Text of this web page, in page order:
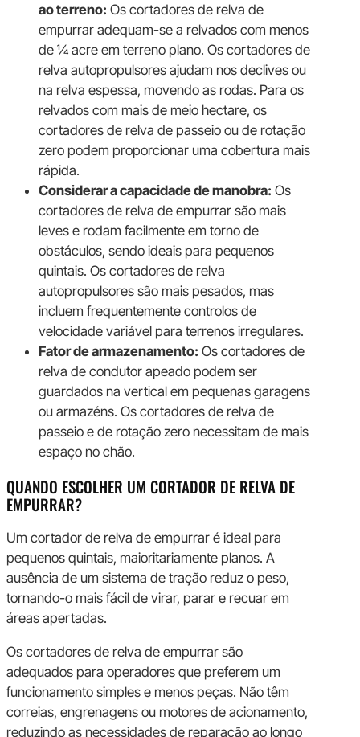
ao terreno: Os cortadores de relva de
empurrar adequam-se a relvados com menos
de ¼ acre em terreno plano. Os cortadores de
relva autopropulsores ajudam nos declives ou
na relva espessa, movendo as rodas. Para os
relvados com mais de meio hectare, os
cortadores de relva de passeio ou de rotação
zero podem proporcionar uma cobertura mais
rápida.
Considerar a capacidade de manobra: Os
cortadores de relva de empurrar são mais
leves e rodam facilmente em torno de
obstáculos, sendo ideais para pequenos
quintais. Os cortadores de relva
autopropulsores são mais pesados, mas
incluem frequentemente controlos de
velocidade variável para terrenos irregulares.
Fator de armazenamento: Os cortadores de
relva de condutor apeado podem ser
guardados na vertical em pequenas garagens
ou armazéns. Os cortadores de relva de
passeio e de rotação zero necessitam de mais
espaço no chão.
QUANDO ESCOLHER UM CORTADOR DE RELVA DE
EMPURRAR?
Um cortador de relva de empurrar é ideal para
pequenos quintais, maioritariamente planos. A
ausência de um sistema de tração reduz o peso,
tornando-o mais fácil de virar, parar e recuar em
áreas apertadas.
Os cortadores de relva de empurrar são
adequados para operadores que preferem um
funcionamento simples e menos peças. Não têm
correias, engrenagens ou motores de acionamento,
reduzindo as necessidades de reparação ao longo